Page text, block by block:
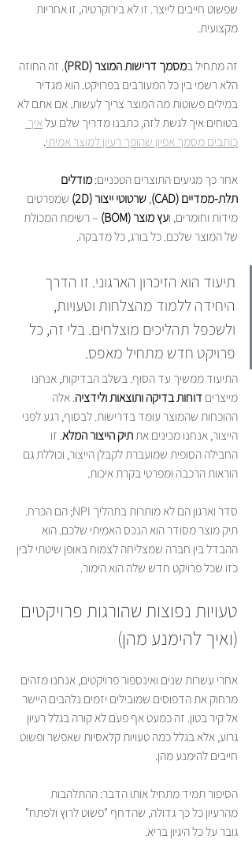
שפשוט חייבים לייצר. זו לא בירוקרטיה, זו אחריות
מקצועית.
זה מתחיל במסמך דרישות המוצר (PRD)
. זה החוזה
הלא רשמי בין כל המעורבים בפרויקט. הוא מגדיר
במילים פשוטות מה המוצר צריך לעשות. אם אתם לא
בטוחים איך לגשת לזה, כתבנו מדריך שלם על איך
כותבים מסמך אפיון שהופך רעיון למוצר אמיתי.
אחר כך מגיעים התוצרים הטכניים: מודלים
תלת-ממדיים (CAD)
, שרטוטי ייצור (2D)
שמפרטים
מידות וחומרים, ועץ מוצר (BOM)
– רשימת המכולת
של המוצר שלכם. כל בורג, כל מדבקה.
תיעוד הוא הזיכרון הארגוני. זו הדרך
היחידה ללמוד מהצלחות וטעויות,
ולשכפל תהליכים מוצלחים. בלי זה, כל
פרויקט חדש מתחיל מאפס.
התיעוד ממשיך עד הסוף. בשלב הבדיקות, אנחנו
מייצרים דוחות בדיקה ותוצאות ולידציה. אלה
ההוכחות שהמוצר עומד בדרישות. לבסוף, רגע לפני
הייצור, אנחנו מכינים את תיק הייצור המלא. זו
החבילה הסופית שמועברת לקבלן הייצור, וכוללת גם
הוראות הרכבה ומפרטי בקרת איכות.
סדר וארגון הם לא מותרות בתהליך NPI; הם הכרח.
תיק מוצר מסודר הוא הנכס האמיתי שלכם. הוא
ההבדל בין חברה שמצליחה לצמוח באופן שיטתי לבין
כזו שכל פרויקט חדש שלה הוא הימור.
טעויות נפוצות שהורגות פרויקטים
(ואיך להימנע מהן)
אחרי עשרות שנים ואינספור פרויקטים, אנחנו מזהים
מרחוק את הדפוסים שמובילים יזמים נלהבים היישר
אל קיר בטון. זה כמעט אף פעם לא קורה בגלל רעיון
גרוע, אלא בגלל כמה טעויות קלאסיות שאפשר ופשוט
חייבים להימנע מהן.
הסיפור תמיד מתחיל אותו הדבר: ההתלהבות
מהרעיון כל כך גדולה, שהדחף "פשוט לרוץ ולפתח"
גובר על כל היגיון בריא.